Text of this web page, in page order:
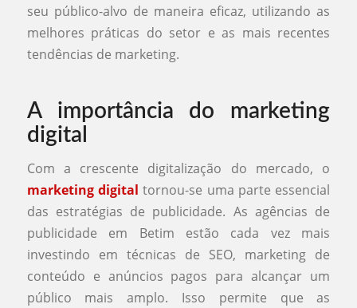
seu público-alvo de maneira eficaz, utilizando as
melhores práticas do setor e as mais recentes
tendências de marketing.
A importância do marketing
digital
Com a crescente digitalização do mercado, o
marketing digital tornou-se uma parte essencial
das estratégias de publicidade. As agências de
publicidade em Betim estão cada vez mais
investindo em técnicas de SEO, marketing de
conteúdo e anúncios pagos para alcançar um
público mais amplo. Isso permite que as